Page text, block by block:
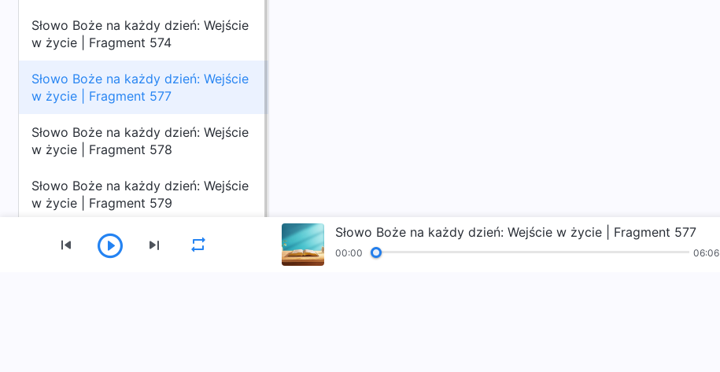
Słowo Boże na każdy dzień: Wejście
w życie | Fragment 574
Słowo Boże na każdy dzień: Wejście
w życie | Fragment 577
Słowo Boże na każdy dzień: Wejście
w życie | Fragment 578
Słowo Boże na każdy dzień: Wejście
w życie | Fragment 579
Słowo Boże na każdy dzień: Wejście w życie | Fragment 577
00:00 06:06